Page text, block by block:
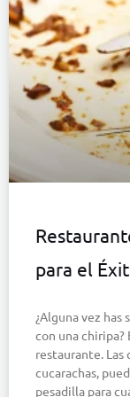
para el
¿Alguna vez
con una chiripa?
restaurante. Las
cucarachas,
pesadilla para